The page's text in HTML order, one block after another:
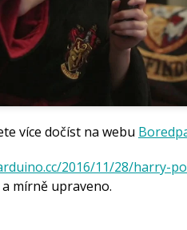
více dočíst na webu
2016/11/28/harry-
a mírně upraveno.